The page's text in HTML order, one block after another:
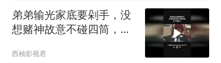
弟弟输光家底要剁手，没
想赌神故意不碰四筒，老
西柚影视君